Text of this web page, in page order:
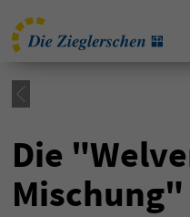
Die
Mischung"